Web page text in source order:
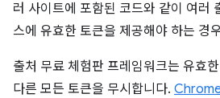
러 사이트에 포함된 코드와 같이 여러
스에 유효한 토큰을 제공해야 하는 경
출처 무료 체험판 프레임워크는 유효
다른 모든 토큰을 무시합니다.